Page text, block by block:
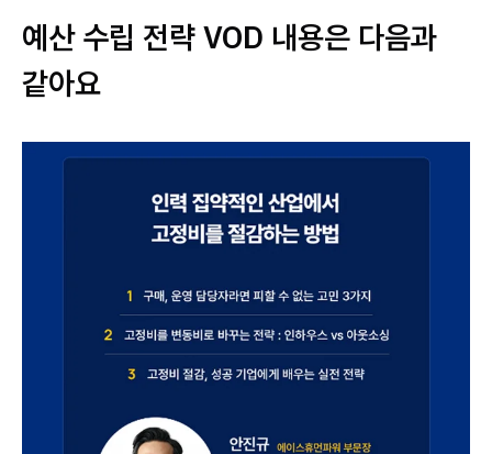
예산 수립 전략 VOD 내용은 다음과
같아요